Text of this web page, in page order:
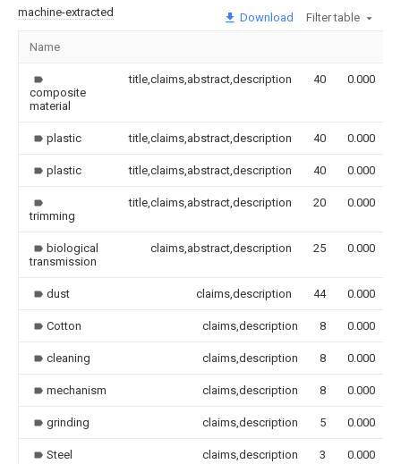
machine-extracted Download Filter table
Name
composite
material
title,claims,abstract,description 40 0.000
plastic title,claims,abstract,description 40 0.000
plastic title,claims,abstract,description 40 0.000
trimming
title,claims,abstract,description 20 0.000
biological
transmission
claims,abstract,description 25 0.000
dust claims,description 44 0.000
Cotton claims,description 8 0.000
cleaning claims,description 8 0.000
mechanism claims,description 8 0.000
grinding claims,description 5 0.000
Steel claims,description 3 0.000